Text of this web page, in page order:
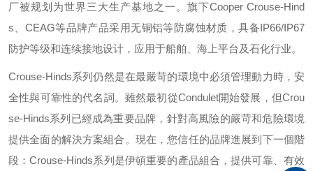
厂被规划为世界三大生产基地之一。旗下Cooper Crouse-Hind
s
CEAG等品牌产品采用无铜铝等防腐蚀材质，具备IP66/IP67
防护等级和连续接地设计，应用于船舶、海上平台及石化行业。
Crouse-Hinds系列仍然是在最嚴苛的環境中必須管理動力時，安
全性與可靠性的代名詞。雖然最初從Condulet開始發展，但Crou
se-Hinds系列已經成為重要品牌，針對高風險的嚴苛和危險環境
提供全面的解決方案組合。現在，您信任的品牌進展到下一個階
段：Crouse-Hinds系列是伊頓重要的產品組合，提供可靠、有效